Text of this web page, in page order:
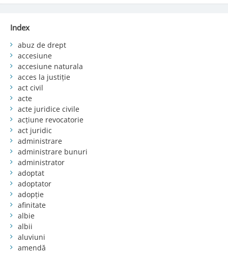
Index
abuz de drept
accesiune
accesiune naturala
acces la justiție
act civil
acte
acte juridice civile
acțiune revocatorie
act juridic
administrare
administrare bunuri
administrator
adoptat
adoptator
adopție
afinitate
albie
albii
aluviuni
amendă